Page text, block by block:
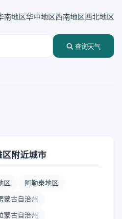
南地区华中地区西南地区西北地区
查询天气
区附近城市
区 阿勒泰地区
蒙古自治州
蒙古自治州